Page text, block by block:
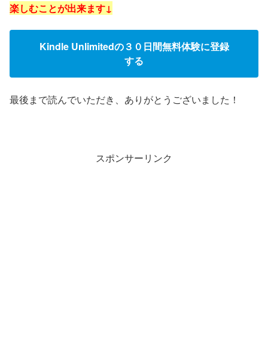
楽しむことが出来ます↓
Kindle Unlimitedの３０日間無料体験に登録
する
最後まで読んでいただき、ありがとうございました！
スポンサーリンク